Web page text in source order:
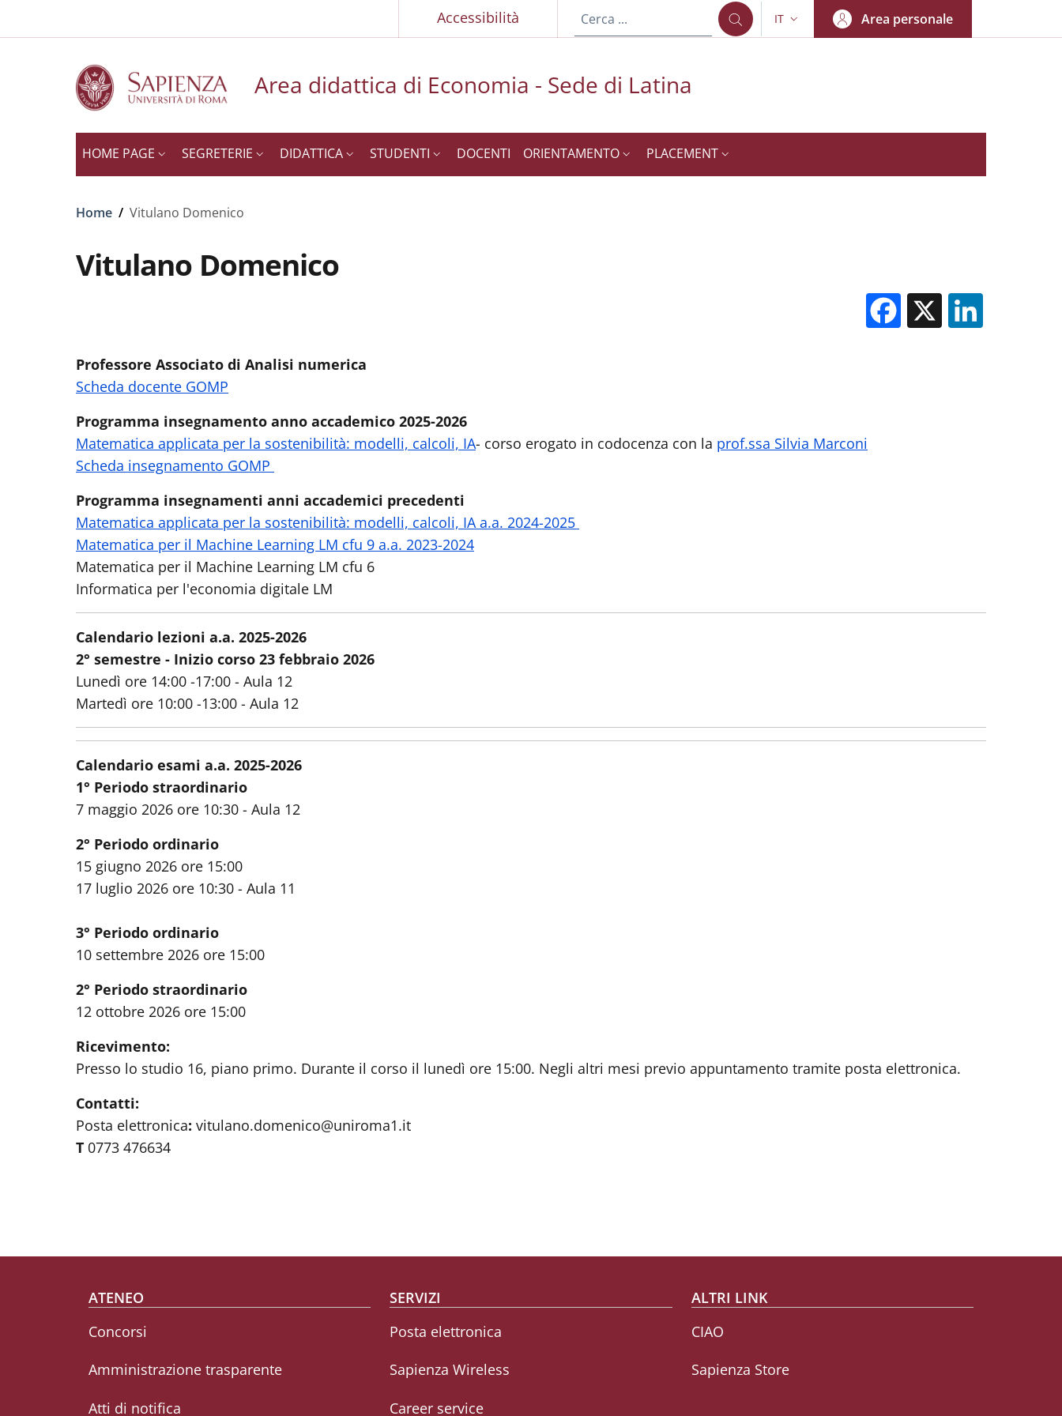
Accessibilità SELETTORE LINGUA: CURRENT LANGUAGE
IT Area personale
Area didattica di Economia - Sede di Latina
HOME PAGE SEGRETERIE DIDATTICA STUDENTI DOCENTI ORIENTAMENTO PLACEMENT
Briciole di pane
Home / Vitulano Domenico
Vitulano Domenico
Facebook
X
Professore Associato di Analisi numerica
Scheda docente GOMP
Programma insegnamento anno accademico 2025-2026
Matematica applicata per la sostenibilità: modelli, calcoli, IA- corso erogato in codocenza con la prof.ssa Silvia Marconi
Scheda insegnamento GOMP
Programma insegnamenti anni accademici precedenti
Matematica applicata per la sostenibilità: modelli, calcoli, IA a.a. 2024-2025
Matematica per il Machine Learning LM cfu 9 a.a. 2023-2024
Matematica per il Machine Learning LM cfu 6
Informatica per l'economia digitale LM
Calendario lezioni a.a. 2025-2026
2° semestre - Inizio corso 23 febbraio 2026
Lunedì ore 14:00 -17:00 - Aula 12
Martedì ore 10:00 -13:00 - Aula 12
Calendario esami a.a. 2025-2026
1° Periodo straordinario
7 maggio 2026 ore 10:30 - Aula 12
2° Periodo ordinario
15 giugno 2026 ore 15:00
17 luglio 2026 ore 10:30 - Aula 11
3° Periodo ordinario
10 settembre 2026 ore 15:00
2° Periodo straordinario
12 ottobre 2026 ore 15:00
Ricevimento:
Presso lo studio 16, piano primo. Durante il corso il lunedì ore 15:00. Negli altri mesi previo appuntamento tramite posta elettronica.
Contatti:
Posta elettronica: vitulano.domenico@uniroma1.it
T 0773 476634
Footer menu
ATENEO
Concorsi
Amministrazione trasparente
Atti di notifica
SERVIZI
Posta elettronica
Sapienza Wireless
Career service
ALTRI LINK
CIAO
Sapienza Store